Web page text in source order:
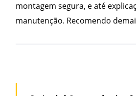
montagem segura, e até
manutenção. Recomendo